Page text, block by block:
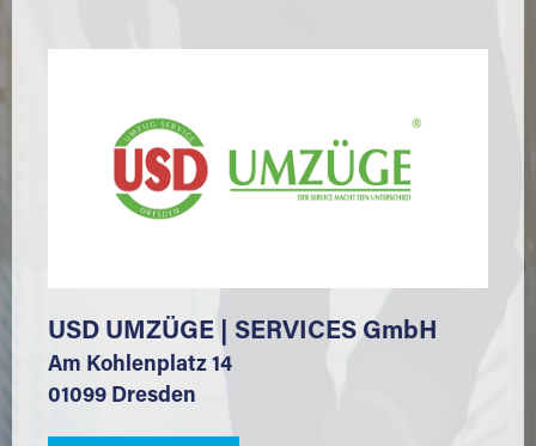
USD UMZÜGE | SERVICES GmbH
Am Kohlenplatz 14
01099 Dresden